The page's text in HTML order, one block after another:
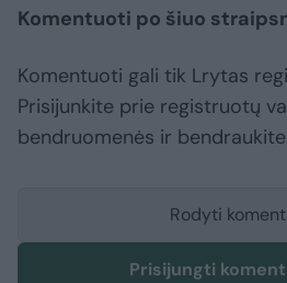
Komentuoti po šiuo
Komentuoti gali tik Lrytas
Prisijunkite prie registruotų
bendruomenės ir
Rodyti
Prisijungti